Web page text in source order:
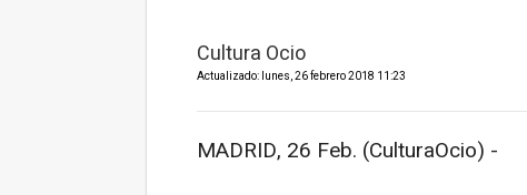
Cultura Ocio
Actualizado: lunes, 26 febrero 2018 11:23
MADRID, 26 Feb. (CulturaOcio) -